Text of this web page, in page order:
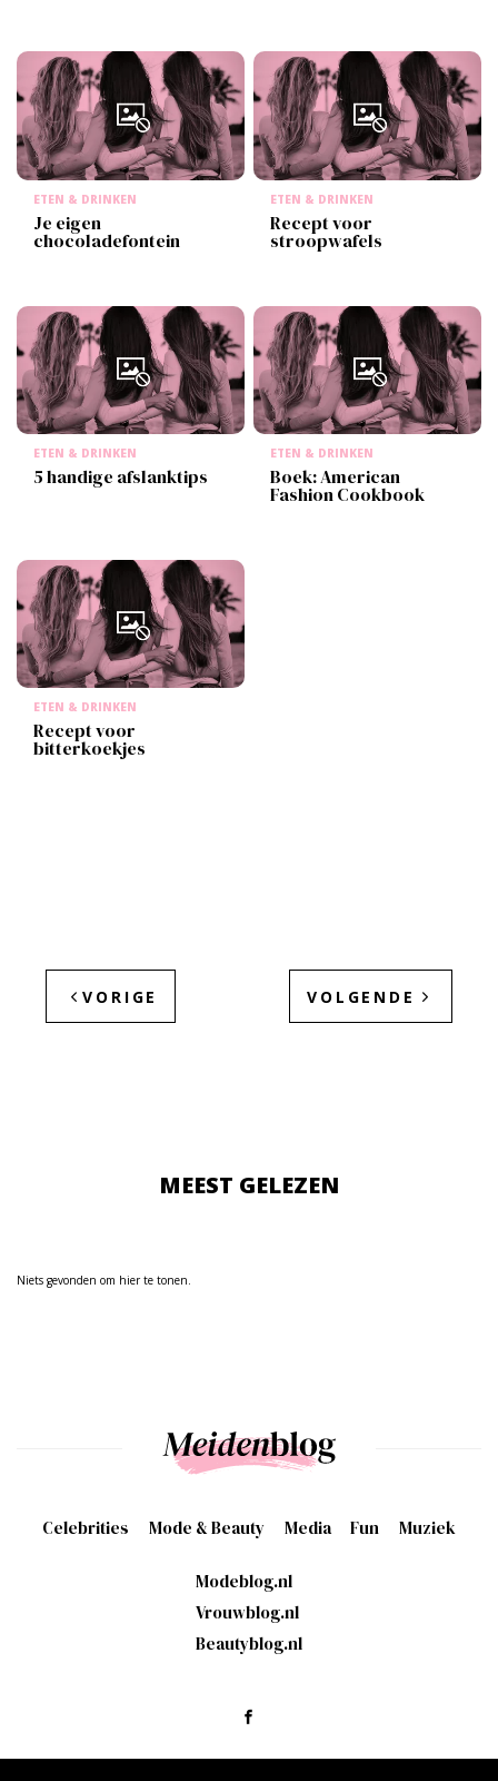
ETEN & DRINKEN
Je eigen
chocoladefontein
ETEN & DRINKEN
Recept voor
stroopwafels
ETEN & DRINKEN
5 handige afslanktips
ETEN & DRINKEN
Boek: American
Fashion Cookbook
ETEN & DRINKEN
Recept voor
bitterkoekjes
VORIGE VOLGENDE
MEEST GELEZEN
Niets gevonden om hier te tonen.
Celebrities Mode & Beauty Media Fun Muziek
Modeblog.nl
Vrouwblog.nl
Beautyblog.nl